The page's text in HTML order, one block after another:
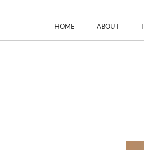
HOME ABOUT